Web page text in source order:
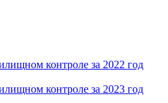
контроле за 2022 год
контроле за 2023 год